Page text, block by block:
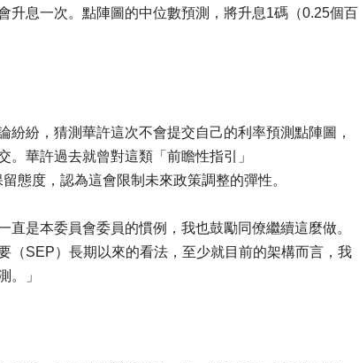
升息一次。點陣圖的中位數預測，將升息1碼（0.25個百
紛紛，猜測華許這次不會提交自己的利率預測點陣圖，
。華許過去就曾對這類「前瞻性指引」
態度，認為這會限制未來政策調整的彈性。
直是本委員會委員的慣例，我也鼓勵同僚繼續這麼做。
（SEP）長期以來的看法，至少就目前的架構而言，我
。」